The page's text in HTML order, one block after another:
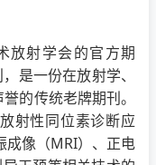
放射学会的官方期
是一份在放射学、
的传统老牌期刊。
射性同位素诊断应
成像（MRI）、正电